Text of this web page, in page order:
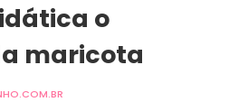
o
maricota